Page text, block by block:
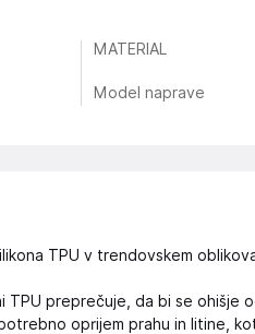
MATERIAL
Model naprave
TPU v trendovskem
TPU preprečuje, da bi se ohišje
oprijem prahu in litine,